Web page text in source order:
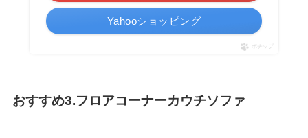
Yahooショッピング
ポチップ
おすすめ3.フロアコーナーカウチソファ